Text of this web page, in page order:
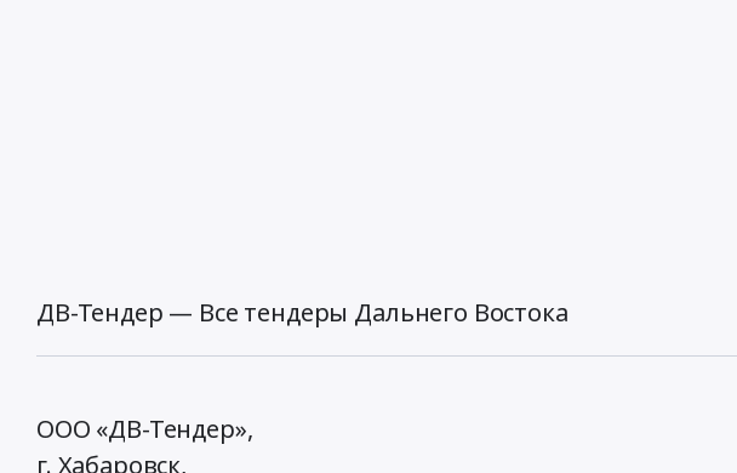
ДВ-Тендер — Все тендеры Дальнего Востока
ООО «ДВ-Тендер»,
г. Хабаровск,